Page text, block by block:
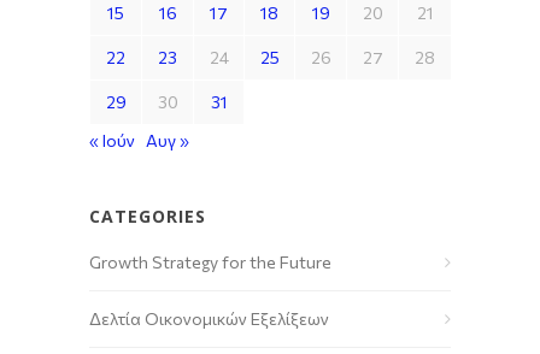
15 16 17 18 19 20 21
22 23 24 25 26 27 28
29 30
31
« Ιούν Αυγ »
CATEGORIES
Growth Strategy for the Future
Δελτία Οικονομικών Εξελίξεων